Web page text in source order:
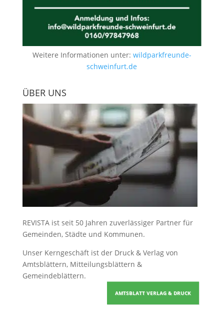
Weitere Informationen unter: wildparkfreunde-
schweinfurt.de
ÜBER UNS
REVISTA ist seit 50 Jahren zuverlässiger Partner für
Gemeinden, Städte und Kommunen.
Unser Kerngeschäft ist der Druck & Verlag von
Amtsblättern, Mitteilungsblättern &
Gemeindeblättern.
AMTSBLATT VERLAG & DRUCK